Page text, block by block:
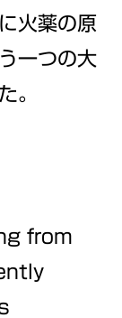
火薬の原
一つの大
。
from